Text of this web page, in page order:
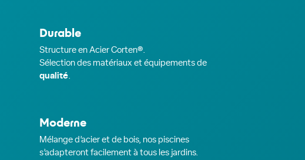
Durable
Structure en Acier Corten®.
Sélection des matériaux et équipements de
qualité
Moderne
Mélange d’acier et de bois, nos piscines
s’adapteront facilement à tous les jardins.